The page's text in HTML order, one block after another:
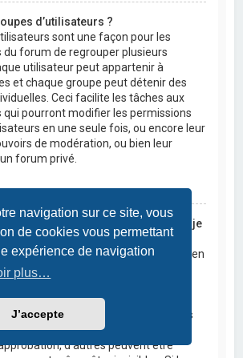
navigation sur ce site, vous
de cookies vous permettant
expérience de navigation
plus…
J’accepte
d’utilisateurs ?
sont une façon pour les
forum de regrouper plusieurs
utilisateur peut appartenir à
et chaque groupe peut détenir des
Ceci facilite les tâches aux
pourront modifier les permissions
en une seule fois, ou encore leur
de modération, ou bien leur
forum privé.
d’utilisateurs et comment puis-je
?
tous les groupes d’utilisateurs en
« Groupes d’utilisateurs » depuis le
cliquez sur le bouton approprié.
les groupes d’utilisateurs ne sont pas
adhésions. Certains peuvent
d’autres peuvent être